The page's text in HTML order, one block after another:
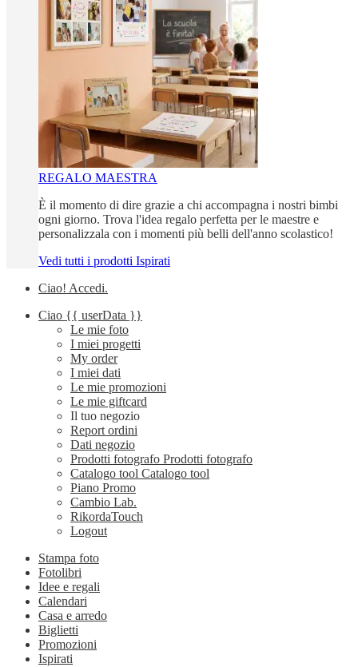
REGALO MAESTRA
È il momento di dire grazie a chi accompagna i nostri bimbi
ogni giorno. Trova l'idea regalo perfetta per le maestre e
personalizzala con i momenti più belli dell'anno scolastico!
Vedi tutti i prodotti Ispirati
Ciao! Accedi.
Ciao {{ userData }}
Le mie foto
I miei progetti
My order
I miei dati
Le mie promozioni
Le mie giftcard
Il tuo negozio
Report ordini
Dati negozio
Prodotti fotografo Prodotti fotografo
Catalogo tool Catalogo tool
Piano Promo
Cambio Lab.
RikordaTouch
Logout
Stampa foto
Fotolibri
Idee e regali
Calendari
Casa e arredo
Biglietti
Promozioni
Ispirati